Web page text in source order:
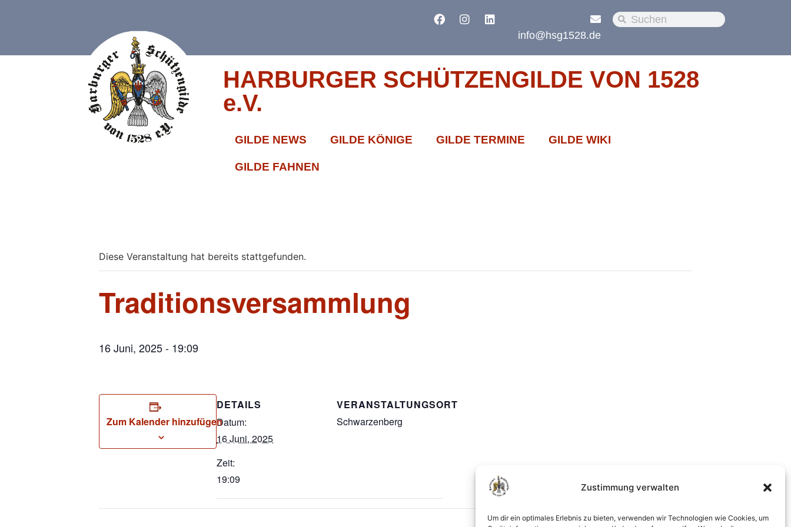
Zustimmung verwalten
Um dir ein optimales Erlebnis zu bieten, verwenden wir Technologien wie Cookies, um
info@hsg1528.de
HARBURGER SCHÜTZENGILDE VON 1528
e.V.
GILDE NEWS GILDE KÖNIGE GILDE TERMINE GILDE WIKI
GILDE FAHNEN
Diese Veranstaltung hat bereits stattgefunden.
Traditionsversammlung
16 Juni, 2025 - 19:09
Zum Kalender hinzufügen
DETAILS
Datum:
16 Juni, 2025
Zeit:
19:09
VERANSTALTUNGSORT
Schwarzenberg